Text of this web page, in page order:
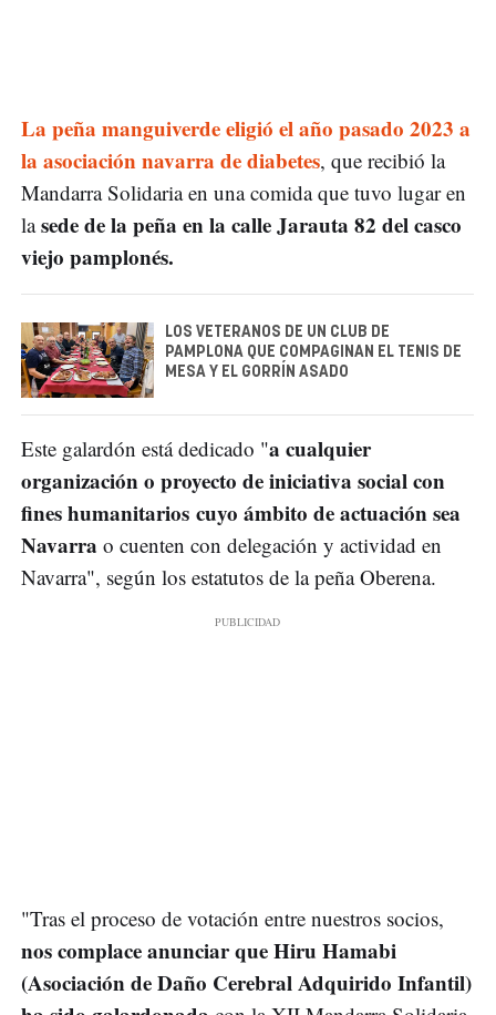
La peña manguiverde eligió el año pasado 2023 a
la asociación navarra de diabetes, que recibió la
Mandarra Solidaria en una comida que tuvo lugar en
lasede de la peña en la calle Jarauta 82 del casco
viejo pamplonés.
LOS VETERANOS DE UN CLUB DE
PAMPLONA QUE COMPAGINAN EL TENIS DE
MESA Y EL GORRÍN ASADO
Este galardón está dedicado "a cualquier
organización o proyecto de iniciativa social con
fines humanitarios cuyo ámbito de actuación sea
Navarra o cuenten con delegación y actividad en
Navarra", según los estatutos de la peña Oberena.
"Tras el proceso de votación entre nuestros socios,
nos complace anunciar que Hiru Hamabi
(Asociación de Daño Cerebral Adquirido Infantil)